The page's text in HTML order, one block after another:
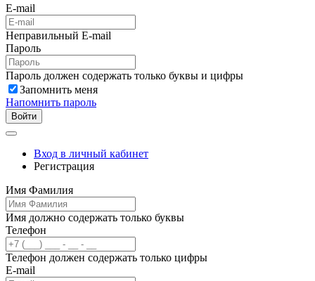
E-mail
Неправильный E-mail
Пароль
Пароль должен содержать только буквы и цифры
Запомнить меня
Напомнить пароль
Войти
Вход в личный кабинет
Регистрация
Имя Фамилия
Имя должно содержать только буквы
Телефон
Телефон должен содержать только цифры
E-mail